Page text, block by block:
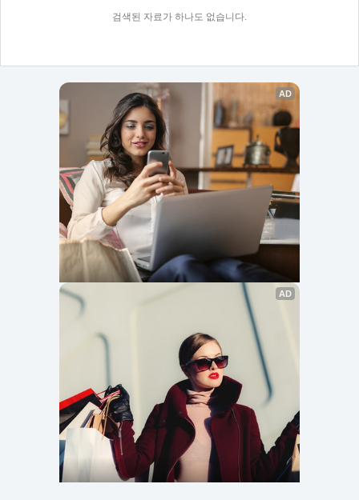
검색된 자료가 하나도 없습니다.